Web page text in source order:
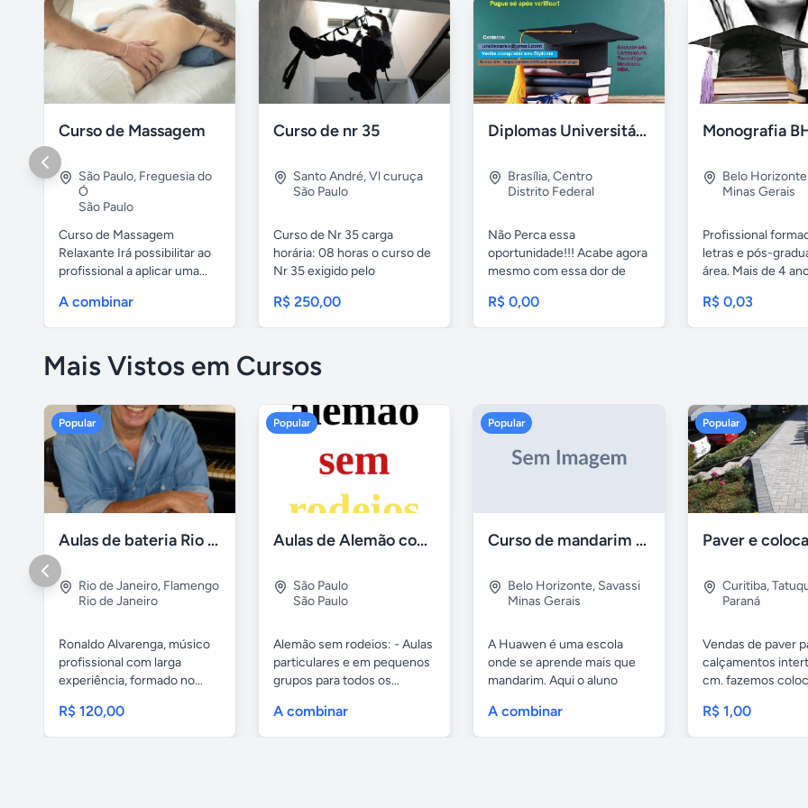
Curso de Massagem
São Paulo, Freguesia do
Ó
São Paulo
Curso de Massagem
Relaxante Irá possibilitar ao
profissional a aplicar uma...
A combinar
Curso de nr 35
Santo André,Vl curuça
São Paulo
Curso de Nr 35 carga
horária: 08 horas o curso de
Nr 35 exigido pelo
R$ 250,00
Diplomas Universitário EaD - Pague só após visualização
Brasília,Centro
Distrito Federal
Não Perca essa
oportunidade!!! Acabe agora
mesmo com essa dor de
R$ 0,00
Monografia
Belo Horizonte
Minas Gerais
Profissional
letras e pós-
área. Mais de 4
R$ 0,03
Mais Vistos em Cursos
Popular
Aulas de bateria Rio de Janeiro
Rio de Janeiro, Flamengo
Rio de Janeiro
Ronaldo Alvarenga, músico
profissional com larga
experiência, formado no...
R$ 120,00
Popular
Aulas de Alemão com Professor Nativo
São Paulo
São Paulo
Alemão sem rodeios: - Aulas
particulares e em pequenos
grupos para todos os...
A combinar
Popular
Curso de mandarim em belo horizonte
Belo Horizonte, Savassi
Minas Gerais
A Huawen é uma escola
onde se aprende mais que
mandarim. Aqui o aluno
A combinar
Popular
Curitiba,
Paraná
Vendas de paver
calçamentos
cm. fazemos
R$ 1,00